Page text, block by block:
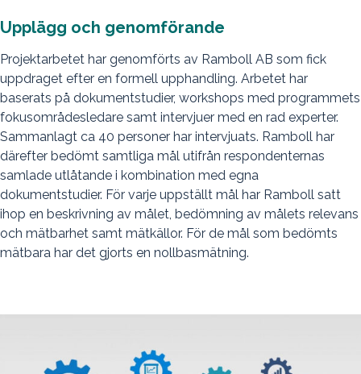
Upplägg och genomförande
Projektarbetet har genomförts av Ramboll AB som fick
uppdraget efter en formell upphandling. Arbetet har
baserats på dokumentstudier, workshops med programmets
fokusområdesledare samt intervjuer med en rad experter.
Sammanlagt ca 40 personer har intervjuats. Ramboll har
därefter bedömt samtliga mål utifrån respondenternas
samlade utlåtande i kombination med egna
dokumentstudier. För varje uppställt mål har Ramboll satt
ihop en beskrivning av målet, bedömning av målets relevans
och mätbarhet samt mätkällor. För de mål som bedömts
mätbara har det gjorts en nollbasmätning.